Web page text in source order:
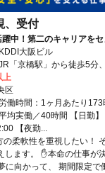
、受付
中！第二のキャリアをセ
大阪ビル
「京橋駅」から徒歩5分
Metro「大阪ビジネスパ
徒歩10分
上
区
働時間：1ヶ月あたり
均実働／40時間 【日勤
【夜勤...
の柔軟性を重視したい！
します。 ✋本命の仕事が
に向かって、 期間限定で